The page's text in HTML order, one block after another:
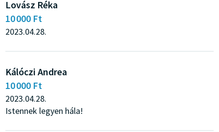
Lovász Réka
10 000 Ft
2023.04.28.
Kálóczi Andrea
10 000 Ft
2023.04.28.
Istennek legyen hála!